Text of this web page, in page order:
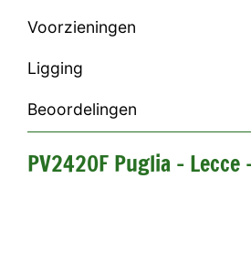
Voorzieningen
Ligging
Beoordelingen
PV2420F Puglia - Lecce